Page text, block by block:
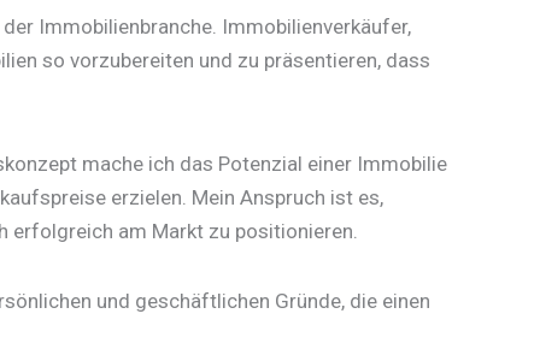
Immobilienbranche. Immobilienverkäufer,
so vorzubereiten und zu präsentieren, dass
mache ich das Potenzial einer Immobilie
erzielen. Mein Anspruch ist es,
am Markt zu positionieren.
und geschäftlichen Gründe, die einen